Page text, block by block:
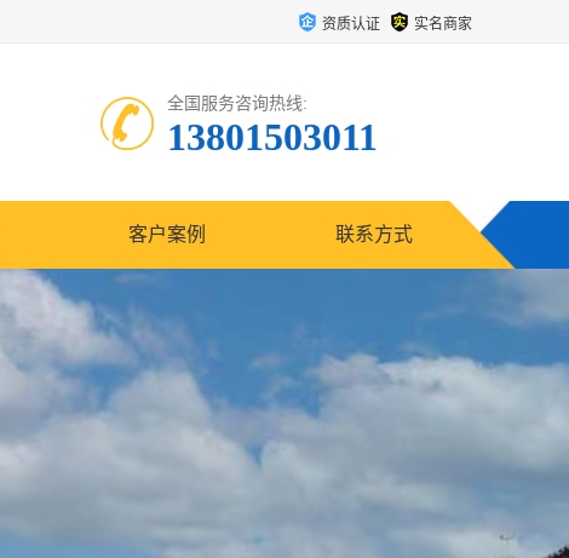
资质认证 实名商家
全国服务咨询热线:
13801503011
客户案例 联系方式